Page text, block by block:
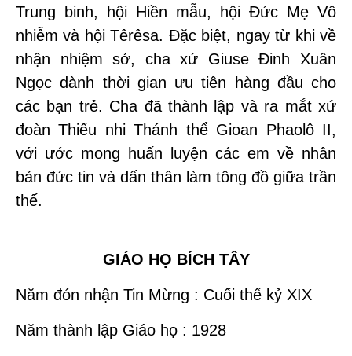
Trung binh, hội Hiền mẫu, hội Đức Mẹ Vô
nhiễm và hội Têrêsa. Đặc biệt, ngay từ khi về
nhận nhiệm sở, cha xứ Giuse Đinh Xuân
Ngọc dành thời gian ưu tiên hàng đầu cho
các bạn trẻ. Cha đã thành lập và ra mắt xứ
đoàn Thiếu nhi Thánh thể Gioan Phaolô II,
với ước mong huấn luyện các em về nhân
bản đức tin và dấn thân làm tông đồ giữa trần
thế.
GIÁO HỌ BÍCH TÂY
Năm đón nhận Tin Mừng : Cuối thế kỷ XIX
Năm thành lập Giáo họ : 1928